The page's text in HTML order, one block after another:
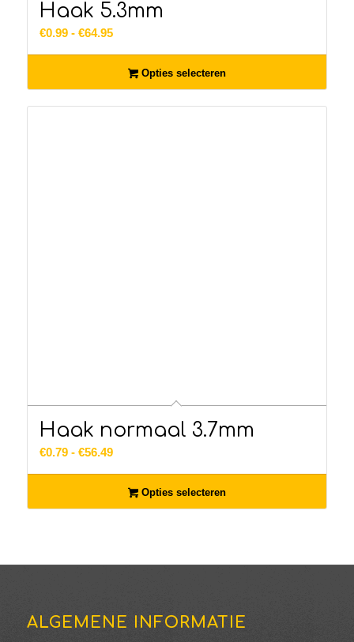
Haak 5.3mm
€0.99 - €64.95Prijsklasse:
€64.95
Opties selecteren
Haak normaal 3.7mm
€0.79 - €56.49Prijsklasse:
€0.79
€56.49
Opties selecteren
ALGEMENE INFORMATIE